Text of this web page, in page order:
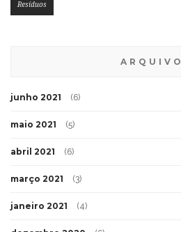
Resíduos
junho 2021 (6)
maio 2021 (5)
abril 2021 (6)
março 2021 (3)
janeiro 2021 (4)